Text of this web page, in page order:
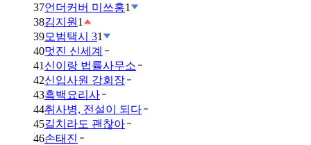
37언더커버 미쓰홍1
38김지원 1
39모범택시 31
40멋진 신세계
41 신이랑 법률사무소
42신입사원 강회장
43흑백요리사
44취사병, 전설이 되다
45길치라도 괜찮아
46손태진